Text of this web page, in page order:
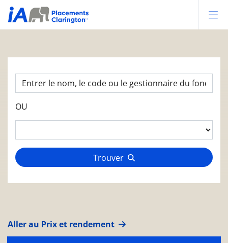
OU
Trouver
Aller au Prix et rendement